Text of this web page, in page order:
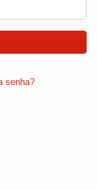
senha?